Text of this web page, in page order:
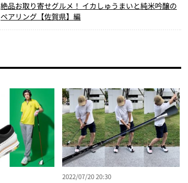
絶品お取り寄せグルメ！ イカしゅうまいと純米吟醸の
ペアリング【佐賀県】編
2022/07/20 20:30